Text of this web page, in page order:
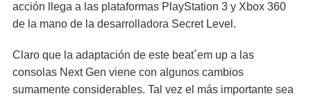
acción llega a las plataformas PlayStation 3 y Xbox 360
de la mano de la desarrolladora Secret Level.
Claro que la adaptación de este beat´em up a las
consolas Next Gen viene con algunos cambios
sumamente considerables. Tal vez el más importante sea